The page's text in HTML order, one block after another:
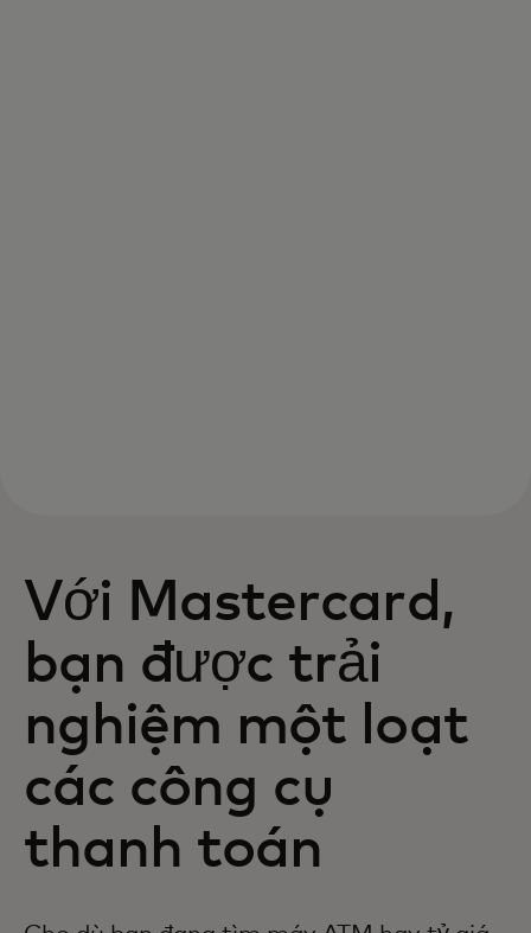
trên sao kê tài khoản của bạn. Nếu bạn
Với Mastercard,
bạn được trải
nghiệm một loạt
các công cụ
thanh toán